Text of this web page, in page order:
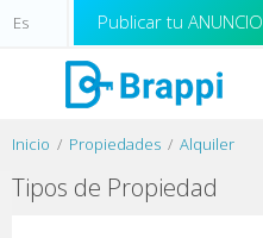
Publicar tu ANUNCIO
Inicio Propiedades Alquiler
Tipos de Propiedad